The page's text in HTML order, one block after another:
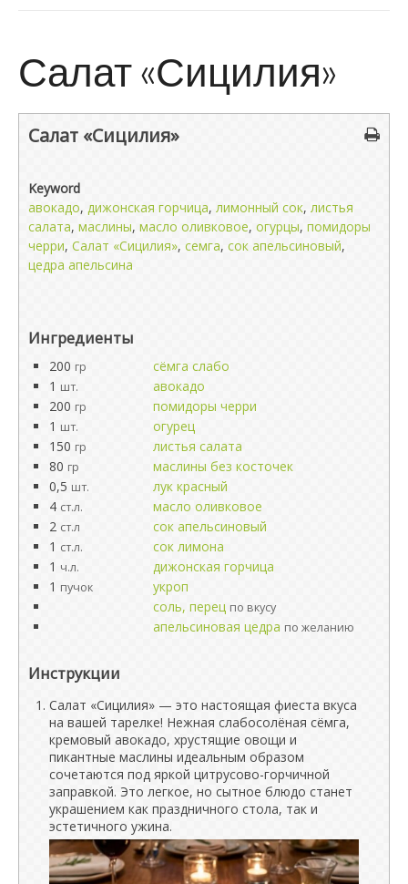
Салат «Сицилия»
Салат «Сицилия»
Keyword
авокадо, дижонская горчица, лимонный сок, листья
салата, маслины, масло оливковое, огурцы, помидоры
черри, Салат «Сицилия», семга, сок апельсиновый,
цедра апельсина
Ингредиенты
200 гр
сёмга слабо
1 шт.
авокадо
200 гр
помидоры черри
1 шт.
огурец
150 гр
листья салата
80 гр
маслины без косточек
0,5 шт.
лук красный
4 ст.л.
масло оливковое
2 ст.л
сок апельсиновый
1 ст.л.
сок лимона
1 ч.л.
дижонская горчица
1 пучок
укроп
соль, перец по вкусу
апельсиновая цедра по желанию
Инструкции
Салат «Сицилия» — это настоящая фиеста вкуса
на вашей тарелке! Нежная слабосолёная сёмга,
кремовый авокадо, хрустящие овощи и
пикантные маслины идеальным образом
сочетаются под яркой цитрусово-горчичной
заправкой. Это легкое, но сытное блюдо станет
украшением как праздничного стола, так и
эстетичного ужина.